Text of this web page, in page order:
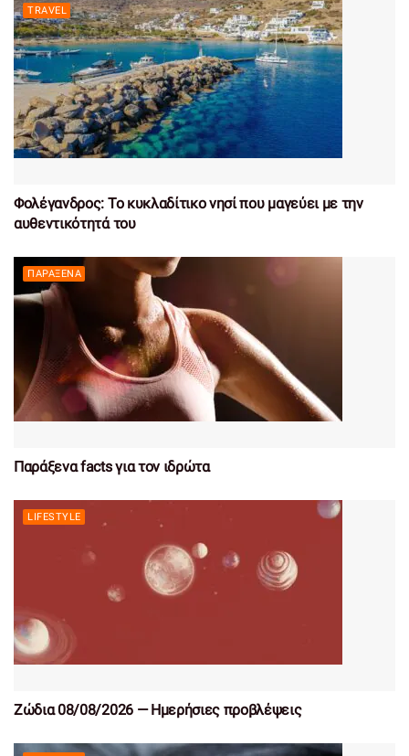
TRAVEL
Φολέγανδρος: Το κυκλαδίτικο νησί που μαγεύει με την
αυθεντικότητά του
ΠΑΡΆΞΕΝΑ
Παράξενα facts για τον ιδρώτα
LIFESTYLE
Ζώδια 08/08/2026 — Ημερήσιες προβλέψεις